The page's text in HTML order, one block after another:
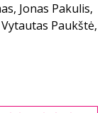
Jonas Pakulis,
Paukštė,